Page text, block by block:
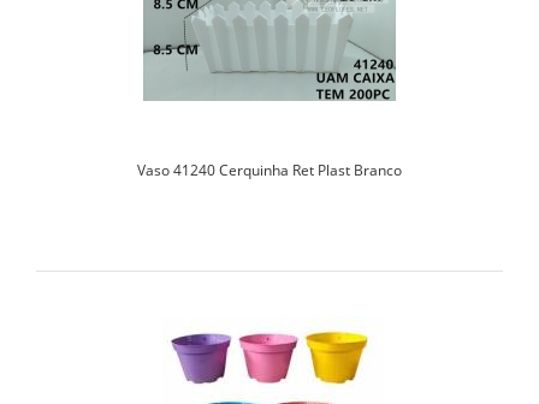
Vaso 41240 Cerquinha Ret Plast Branco